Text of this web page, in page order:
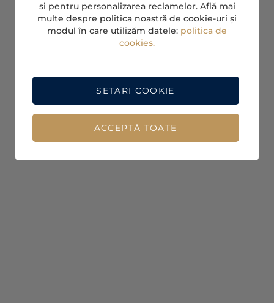
si pentru personalizarea reclamelor. Află mai
multe despre politica noastră de cookie-uri și
modul în care utilizăm datele: politica de
cookies.
ACCEPTĂ TOATE
SETARI COOKIE